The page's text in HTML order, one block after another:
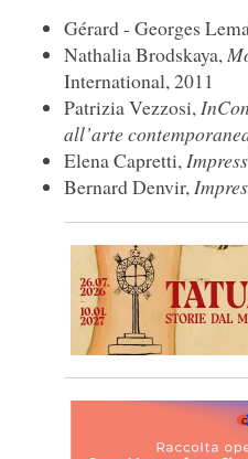
Gérard - Georges
Nathalia Brodskaya,
International, 2011
Patrizia Vezzosi,
all’arte
Elena Capretti,
Bernard Denvir,